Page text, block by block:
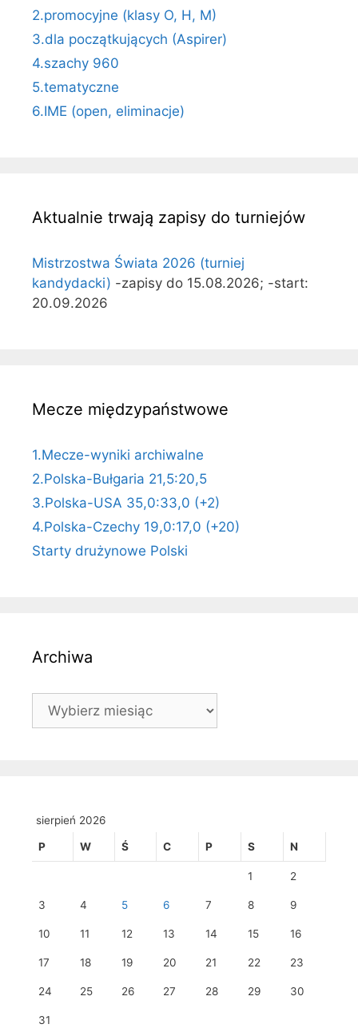
2.promocyjne (klasy O, H, M)
3.dla początkujących (Aspirer)
4.szachy 960
5.tematyczne
6.IME (open, eliminacje)
Aktualnie trwają zapisy do turniejów
Mistrzostwa Świata 2026 (turniej
kandydacki) -zapisy do 15.08.2026; -start:
20.09.2026
Mecze międzypaństwowe
1.Mecze-wyniki archiwalne
2.Polska-Bułgaria 21,5:20,5
3.Polska-USA 35,0:33,0 (+2)
4.Polska-Czechy 19,0:17,0 (+20)
Starty drużynowe Polski
Archiwa
Archiwa
sierpień 2026
P W Ś C P S N
1 2
3 4 5 6 7 8 9
10 11 12 13 14 15 16
17 18 19 20 21 22 23
24 25 26 27 28 29 30
31